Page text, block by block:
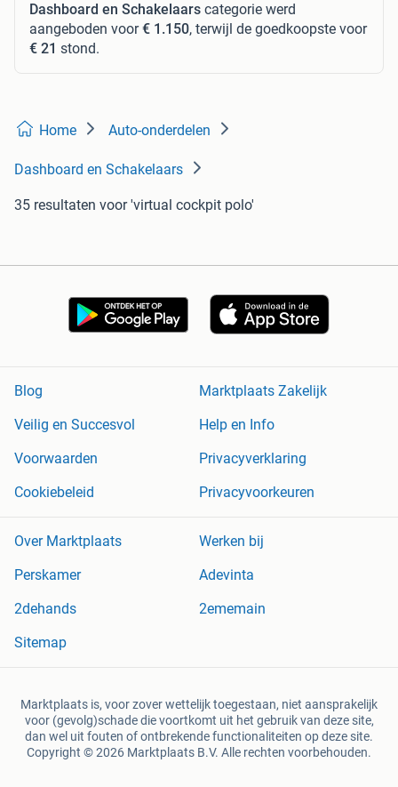
Dashboard en Schakelaars categorie werd
aangeboden voor€ 1.150, terwijl de goedkoopste voor
€ 21 stond.
Home Auto-onderdelen
Dashboard en Schakelaars
35 resultaten voor 'virtual cockpit polo'
Blog
Marktplaats Zakelijk
Veilig en Succesvol
Help en Info
Voorwaarden
Privacyverklaring
Cookiebeleid
Privacyvoorkeuren
Over Marktplaats
Werken bij
Perskamer
Adevinta
2dehands
2ememain
Sitemap
Marktplaats is, voor zover wettelijk toegestaan, niet aansprakelijk
voor (gevolg)schade die voortkomt uit het gebruik van deze site,
dan wel uit fouten of ontbrekende functionaliteiten op deze site.
Copyright © 2026 Marktplaats B.V. Alle rechten voorbehouden.